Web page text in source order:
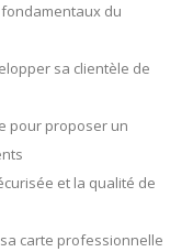
du
sa clientèle de
pour proposer un
et la qualité de
carte professionnelle